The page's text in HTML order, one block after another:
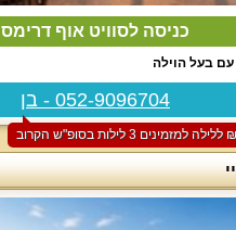
כניסה לסוויט אוף דרימס
בעל הוילה
052-9096704 - בן